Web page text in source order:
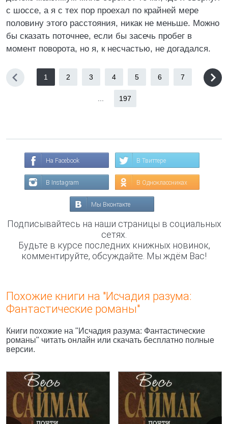
с шоссе, а я с тех пор проехал по крайней мере
половину этого расстояния, никак не меньше. Можно
бы сказать поточнее, если бы засечь пробег в
момент поворота, но я, к несчастью, не догадался.
1 2 3 4 5 6 7
197
На Facebook В Твиттере
В Instagram В Одноклассниках
Мы Вконтакте
Подписывайтесь на наши страницы в социальных
сетях.
Будьте в курсе последних книжных новинок,
комментируйте, обсуждайте. Мы ждём Вас!
Похожие книги на "Исчадия разума:
Фантастические романы"
Книги похожие на "Исчадия разума: Фантастические
романы" читать онлайн или скачать бесплатно полные
версии.